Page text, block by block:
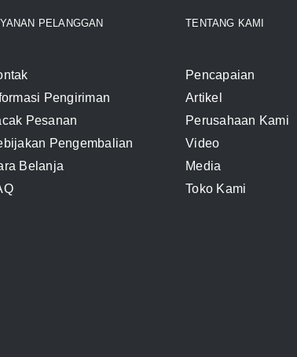
PELANGGAN
Pengiriman
Pesanan
Pengembalian
Belanja
TENTANG KAMI
Pencapaian
Artikel
Perusahaan Kami
Video
Media
Toko Kami